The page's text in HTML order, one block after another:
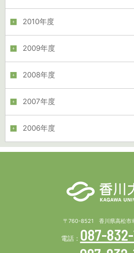
2010年度
2009年度
2008年度
2007年度
2006年度
〒760-8521 香川県高松市
電話： 087-